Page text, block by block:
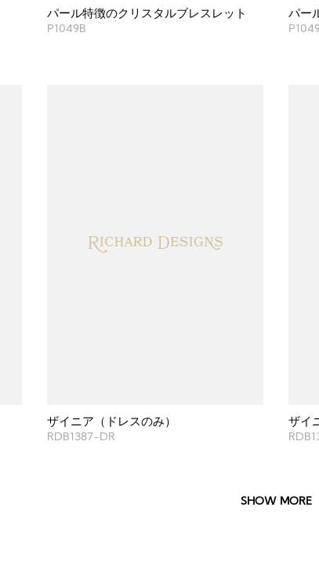
パール特徴のクリスタルブレスレット
P1049B
パー
ザイニア（ドレスのみ）
RDB1387-DR
ザイ
SHOW MORE